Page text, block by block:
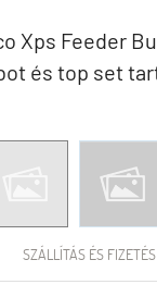
SZÁLLÍTÁS ÉS FIZETÉS